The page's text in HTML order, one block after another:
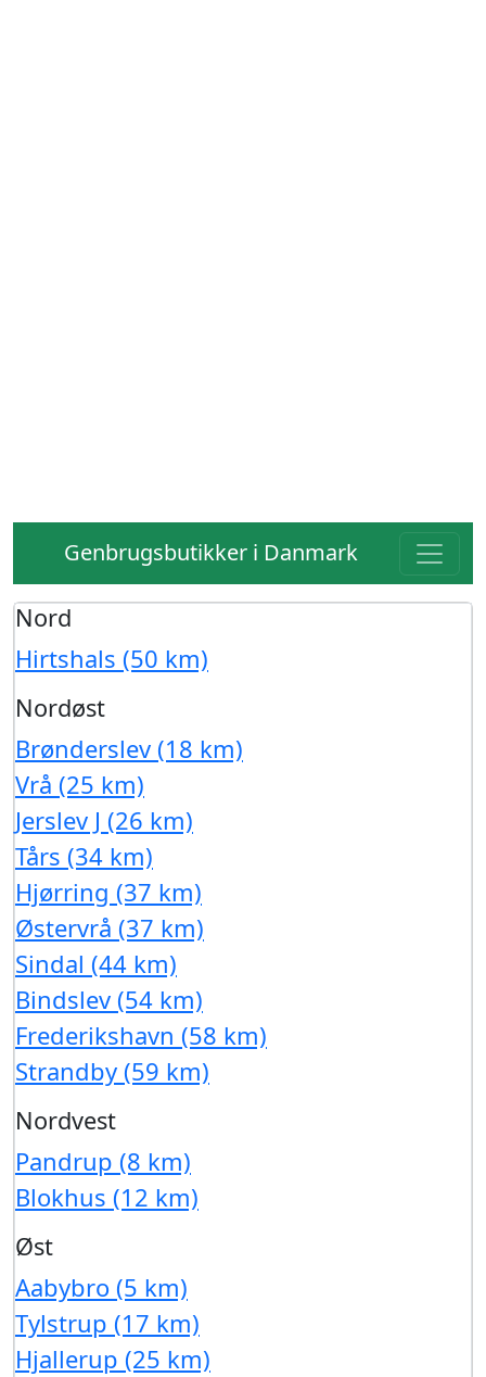
Genbrugsbutikker i Danmark
Nord
Hirtshals (50 km)
Nordøst
Brønderslev (18 km)
Vrå (25 km)
Jerslev J (26 km)
Tårs (34 km)
Hjørring (37 km)
Østervrå (37 km)
Sindal (44 km)
Bindslev (54 km)
Frederikshavn (58 km)
Strandby (59 km)
Nordvest
Pandrup (8 km)
Blokhus (12 km)
Øst
Aabybro (5 km)
Tylstrup (17 km)
Hjallerup (25 km)